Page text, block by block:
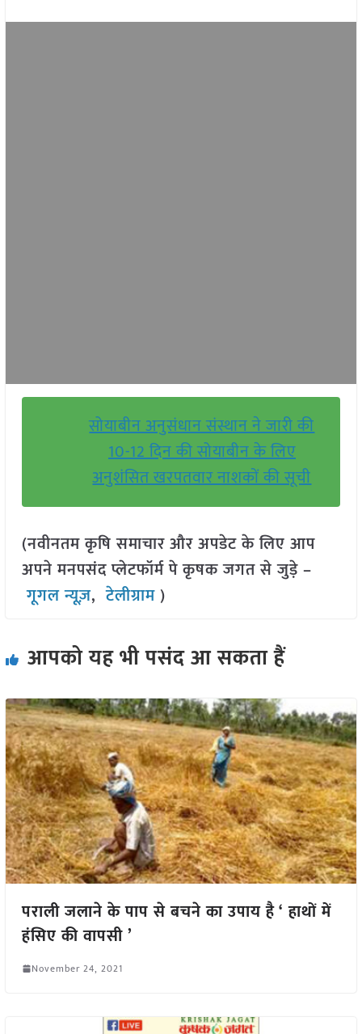
सोयाबीन अनुसंधान संस्थान ने जारी की
10-12 दिन की सोयाबीन के लिए
अनुशंसित खरपतवार नाशकों की सूची
(नवीनतम कृषि समाचार और अपडेट के लिए आप
अपने मनपसंद प्लेटफॉर्म पे कृषक जगत से जुड़े –
गूगल न्यूज़,टेलीग्राम )
आपको यह भी पसंद आ सकता हैं
पराली जलाने के पाप से बचने का उपाय है ‘ हाथों में
हंसिए की वापसी ’
November 24, 2021